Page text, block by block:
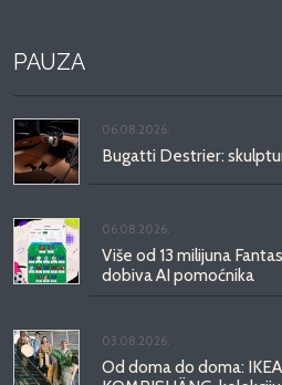
PAUZA
06.08.2026.
Bugatti Destrier:
06.08.2026.
Više od 13 milijuna
dobiva AI pomoćnika
03.08.2026.
Od doma do doma: